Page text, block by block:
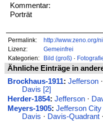
Kommentar:
Porträt
Permalink:
http://www.zeno.org/
Lizenz:
Gemeinfrei
Kategorien:
Bild (groß)·
Ähnliche Einträge in
Brockhaus-1911: Jefferson·
Davis [2]
Herder-1854: Jefferson·
Meyers-1905: Jefferson City
Davis · Davis-Quadrant·